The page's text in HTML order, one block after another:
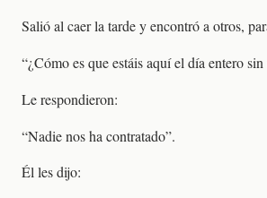
Salió al caer la tarde y encontró a otros,
“¿Cómo es que estáis aquí el día entero sin
Le respondieron:
“Nadie nos ha contratado”.
Él les dijo: